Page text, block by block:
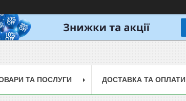
ТА ПОСЛУГИ ДОСТАВКА ТА ОПЛАТИ